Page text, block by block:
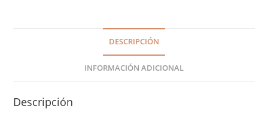
DESCRIPCIÓN
INFORMACIÓN ADICIONAL
Descripción